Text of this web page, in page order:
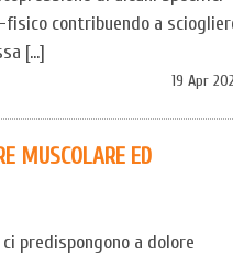
contribuendo a
[…]
19 Apr
MUSCOLARE ED
predispongono a dolore